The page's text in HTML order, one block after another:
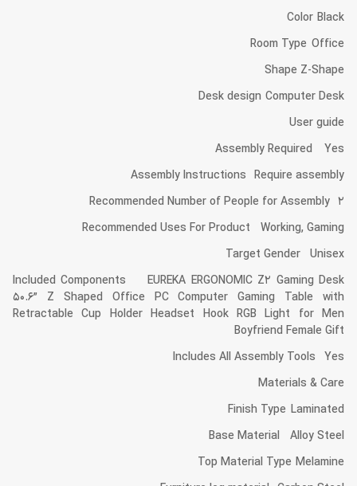
Color Black
Room Type Office
Shape Z-Shape
Desk design Computer Desk
User guide
Assembly Required Yes
Assembly Instructions Require assembly
Recommended Number of People for Assembly 2
Recommended Uses For Product Working, Gaming
Target Gender Unisex
Included Components EUREKA ERGONOMIC Z2 Gaming Desk
50.6” Z Shaped Office PC Computer Gaming Table with
Retractable Cup Holder Headset Hook RGB Light for Men
Boyfriend Female Gift
Includes All Assembly Tools Yes
Materials & Care
Finish Type Laminated
Base Material Alloy Steel
Top Material Type Melamine